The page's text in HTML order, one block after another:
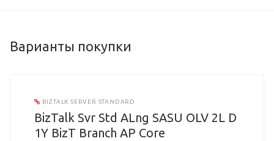
Варианты покупки
BIZTALK SERVER STANDARD
BizTalk Svr Std ALng SASU OLV 2L D
1Y BizT Branch AP Core